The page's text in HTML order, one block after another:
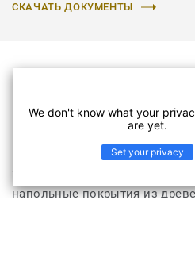
СКАЧАТЬ ДОКУМЕНТЫ
Узнайте про
Tarkett Refresher очищает и
напольные покрытия из
We don't know what your
are yet.
Set your privacy